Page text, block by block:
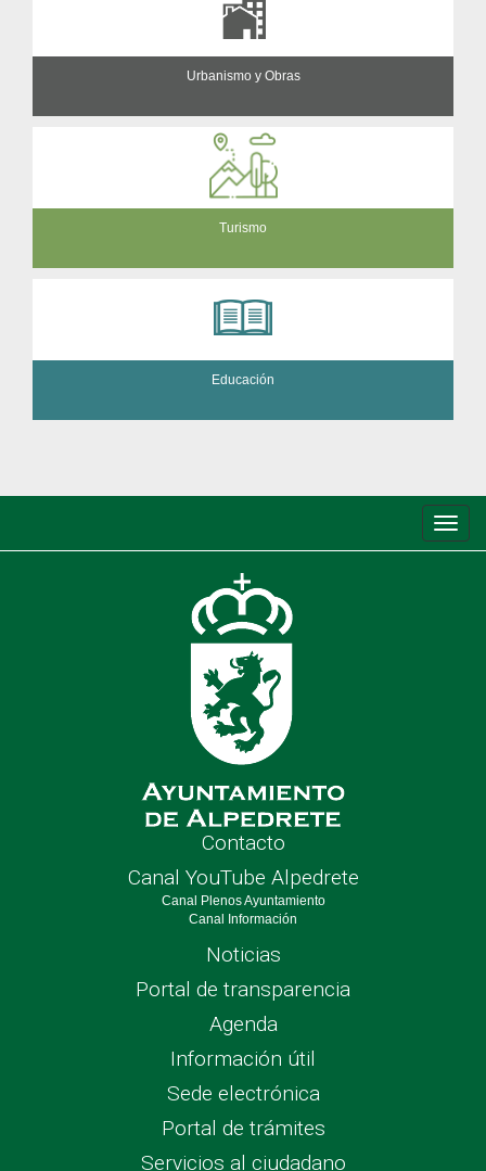
Urbanismo y Obras
Turismo
Educación
de
Contacto
Canal YouTube Alpedrete
Canal Plenos Ayuntamiento
Canal Información
Noticias
Portal de transparencia
Agenda
Información útil
Sede electrónica
Portal de trámites
Servicios al ciudadano